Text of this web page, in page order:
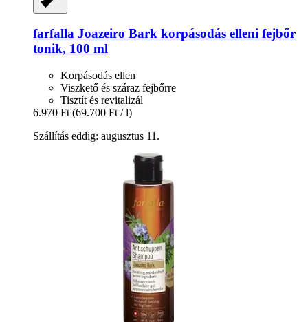
farfalla Joazeiro Bark korpásodás elleni fejbőr
tonik, 100 ml
Korpásodás ellen
Viszkető és száraz fejbőrre
Tisztít és revitalizál
6.970 Ft (69.700 Ft / l)
Szállítás eddig: augusztus 11.